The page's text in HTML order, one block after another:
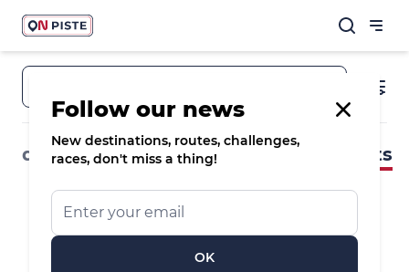
Follow our news
New destinations, routes, challenges,
races, don't miss a thing!
OK
destinations routes & spots events